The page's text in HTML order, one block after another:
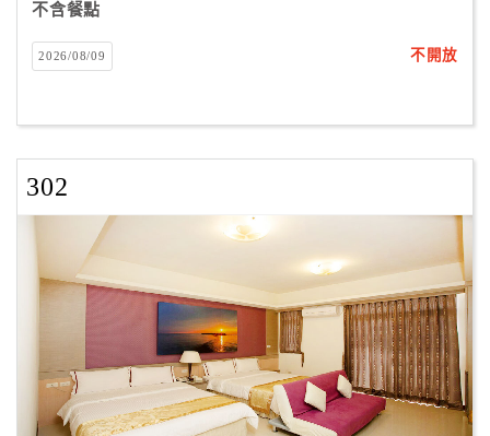
訂
房
Q&A
卡
收
不含餐點
2026/08/09 不開放
302